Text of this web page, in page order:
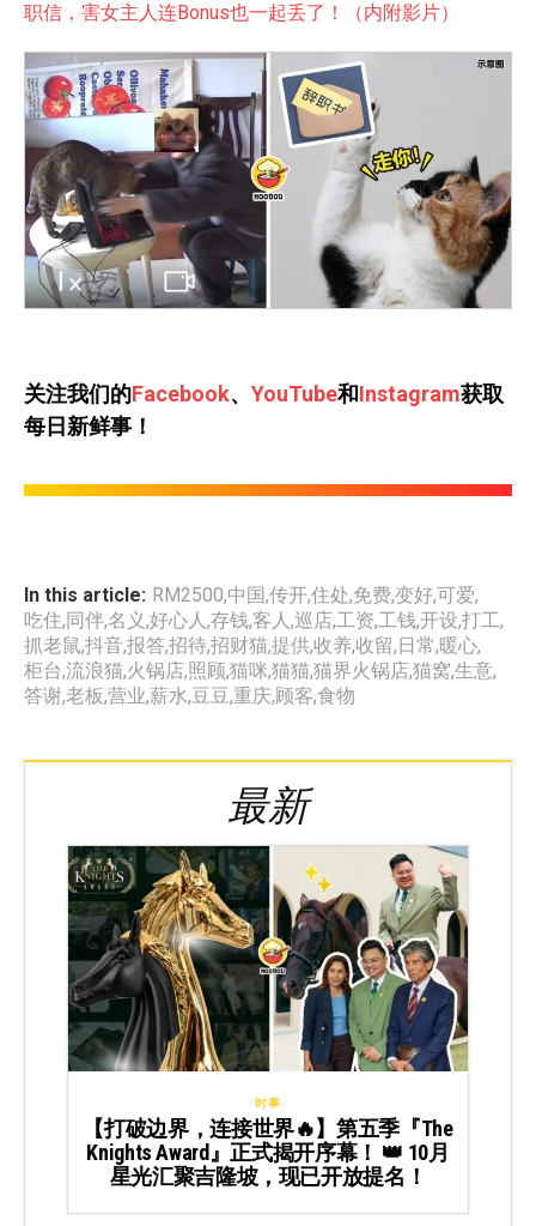
职信，害女主人连Bonus也一起丢了！（内附影片）
关注我们的Facebook、 YouTube和Instagram获取
每日新鲜事！
In this article: RM2500,中国,传开,住处,免费,变好,可爱,
吃住, 同伴,名义,好心人,存钱,客人,巡店,工资,工钱,开设,打工,
抓老鼠,抖音,报答,招待,招财猫,提供,收养,收留, 日常,暖心,
柜台,流浪猫,火锅店,照顾,猫咪,猫猫,猫界火锅店,猫窝,生意,
答谢,老板,营业,薪水,豆豆,重庆,顾客,食物
最新
时事
【打破边界，连接世界🔥】第五季『The
Knights Award』正式揭开序幕！ 👑 10月
星光汇聚吉隆坡，现已开放提名！